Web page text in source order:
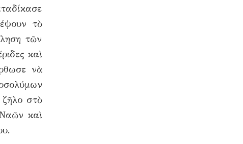
τὸ
τῶν
καὶ
νὰ
στὸ
καὶ